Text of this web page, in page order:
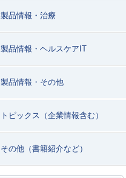
製品情報・治療
製品情報・ヘルスケアIT
製品情報・その他
トピックス（企業情報含む）
その他（書籍紹介など）